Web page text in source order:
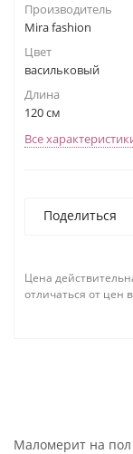
Производитель
Mira fashion
Цвет
васильковый
Длина
120 см
Все
Поделиться
Цена
отличаться от цен
Маломерит на пол